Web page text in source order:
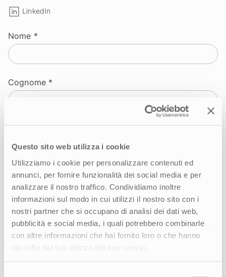
Questo sito web utilizza i cookie
Utilizziamo i cookie per personalizzare contenuti ed
annunci, per fornire funzionalità dei social media e per
analizzare il nostro traffico. Condividiamo inoltre
informazioni sul modo in cui utilizzi il nostro sito con i
nostri partner che si occupano di analisi dei dati web,
pubblicità e social media, i quali potrebbero combinarle
con altre informazioni che hai fornito loro o che hanno
raccolto dal tuo utilizzo dei loro servizi.
LinkedIn
Nome *
Cognome *
Email *
Azienda *
Settore